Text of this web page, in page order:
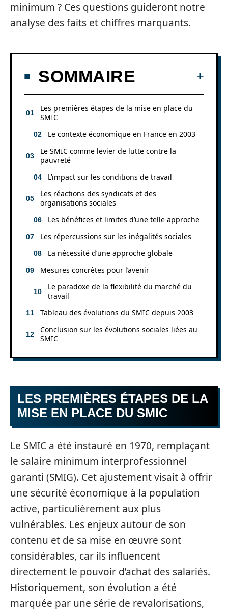
minimum ? Ces questions guideront notre
analyse des faits et chiffres marquants.
SOMMAIRE
Les premières étapes de la mise en place du
SMIC
Le contexte économique en France en 2003
Le SMIC comme levier de lutte contre la
pauvreté
L’impact sur les conditions de travail
Les réactions des syndicats et des
organisations sociales
Les bénéfices et limites d’une telle approche
Les répercussions sur les inégalités sociales
La nécessité d’une approche globale
Mesures concrètes pour l’avenir
Le paradoxe de la flexibilité du marché du
travail
Tableau des évolutions du SMIC depuis 2003
Conclusion sur les évolutions sociales liées au
SMIC
LES PREMIÈRES ÉTAPES DE LA
MISE EN PLACE DU SMIC
Le SMIC a été instauré en 1970, remplaçant
le salaire minimum interprofessionnel
garanti (SMIG). Cet ajustement visait à offrir
une sécurité économique à la population
active, particulièrement aux plus
vulnérables. Les enjeux autour de son
contenu et de sa mise en œuvre sont
considérables, car ils influencent
directement le pouvoir d’achat des salariés.
Historiquement, son évolution a été
marquée par une série de revalorisations,